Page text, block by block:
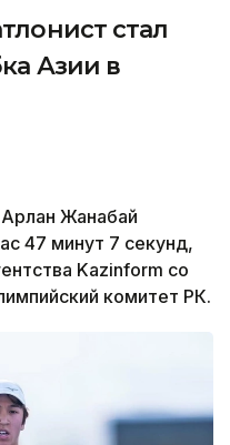
стал
Азии в
Арлан Жанабай
47 минут 7 секунд,
Kazinform со
комитет РК.